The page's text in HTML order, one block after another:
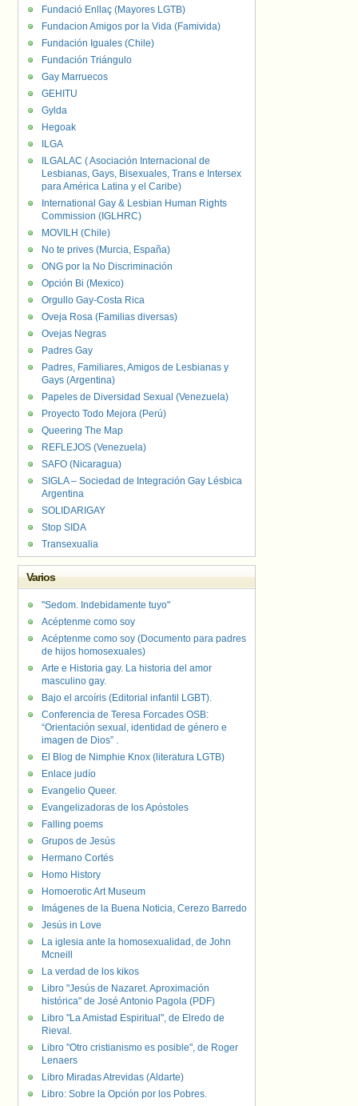
Fundació Enllaç (Mayores LGTB)
Fundacion Amigos por la Vida (Famivida)
Fundación Iguales (Chile)
Fundación Triángulo
Gay Marruecos
GEHITU
Gylda
Hegoak
ILGA
ILGALAC ( Asociación Internacional de
Lesbianas, Gays, Bisexuales, Trans e Intersex
para América Latina y el Caribe)
International Gay & Lesbian Human Rights
Commission (IGLHRC)
MOVILH (Chile)
No te prives (Murcia, España)
ONG por la No Discriminación
Opción Bi (Mexico)
Orgullo Gay-Costa Rica
Oveja Rosa (Familias diversas)
Ovejas Negras
Padres Gay
Padres, Familiares, Amigos de Lesbianas y
Gays (Argentina)
Papeles de Diversidad Sexual (Venezuela)
Proyecto Todo Mejora (Perú)
Queering The Map
REFLEJOS (Venezuela)
SAFO (Nicaragua)
SIGLA – Sociedad de Integración Gay Lésbica
Argentina
SOLIDARIGAY
Stop SIDA
Transexualia
Varios
"Sedom. Indebidamente tuyo"
Acéptenme como soy
Acéptenme como soy (Documento para padres
de hijos homosexuales)
Arte e Historia gay. La historia del amor
masculino gay.
Bajo el arcoíris (Editorial infantil LGBT).
Conferencia de Teresa Forcades OSB:
“Orientación sexual, identidad de género e
imagen de Dios” .
El Blog de Nimphie Knox (literatura LGTB)
Enlace judío
Evangelio Queer.
Evangelizadoras de los Apóstoles
Falling poems
Grupos de Jesús
Hermano Cortés
Homo History
Homoerotic Art Museum
Imágenes de la Buena Noticia, Cerezo Barredo
Jesús in Love
La iglesia ante la homosexualidad, de John
Mcneill
La verdad de los kikos
Libro "Jesús de Nazaret. Aproximación
histórica" de José Antonio Pagola (PDF)
Libro "La Amistad Espiritual", de Elredo de
Rieval.
Libro "Otro cristianismo es posible", de Roger
Lenaers
Libro Miradas Atrevidas (Aldarte)
Libro: Sobre la Opción por los Pobres.